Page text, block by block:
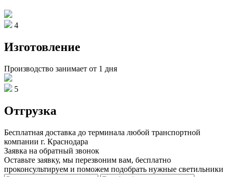
4
Изготовление
Производство занимает от 1 дня
5
Отгрузка
Бесплатная доставка до терминала любой транспортной
компании г. Краснодара
Заявка на обратный звонок
Оставьте заявку, мы перезвоним вам, бесплатно
проконсультируем и поможем подобрать нужные светильники